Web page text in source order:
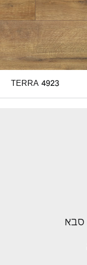
TERRA 4923